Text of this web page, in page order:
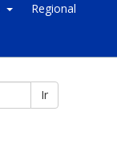
Regional
Ir